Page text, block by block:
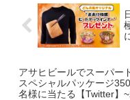
アサヒビールでスーパー
スペシャルパッケージ
名様に当たる【Twitter】